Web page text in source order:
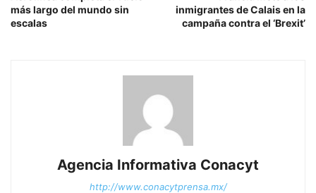
más largo del mundo sin
escalas
inmigrantes de Calais en la
campaña contra el ‘Brexit’
Agencia Informativa Conacyt
http://www.conacytprensa.mx/